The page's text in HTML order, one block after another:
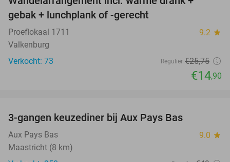
gebak + lunchplank of -gerecht
Proeflokaal 1711 9.2 star
Valkenburg
Verkocht: 73
Regulier €25,75
€14,90
3-gangen keuzediner bij Aux Pays Bas
Aux Pays Bas 9.0 star
Maastricht (8 km)